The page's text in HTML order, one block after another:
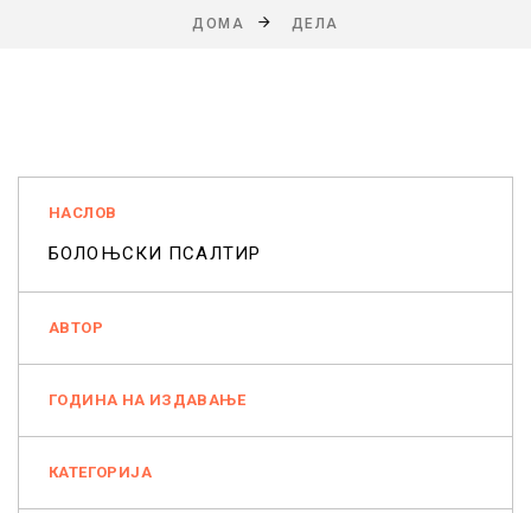
ДОМА ДЕЛА
НАСЛОВ
БОЛОЊСКИ ПСАЛТИР
АВТОР
ГОДИНА НА ИЗДАВАЊЕ
КАТЕГОРИЈА